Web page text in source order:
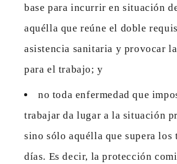
base para incurrir en situación
aquélla que reúne el doble
asistencia sanitaria y provocar
para el trabajo; y
no toda enfermedad que
trabajar da lugar a la situación
sino sólo aquélla que supera los
días. Es decir, la protección